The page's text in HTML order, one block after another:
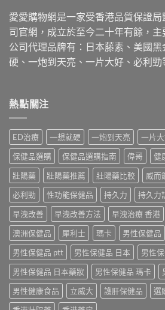
愛愛購物網是一家受香港品質保證
司官網，成立於至今二十年有餘，主
公司代理品牌有：日本藤素、美國
硬、一炮到天亮、一片大好、必利勁
熱點關注
ED治療 一想就硬 一炮到天亮 一片
保健品選購
保健品選購指南 偉哥 健
壯陽藥
壯陽藥推薦 壯陽藥比較 威而
必利勁
性功能保健品 持久力 持久力
早洩改善
早洩改善方法 早洩治療 香港
澳洲保健品
犀利士 瑪卡 男性保健品
男性保健品 ptt
男性保健品 日本
男性
男性保健品 日本藥妝
男性保健品 瑪卡
男性健康食品
立威大 護肝保健品 選